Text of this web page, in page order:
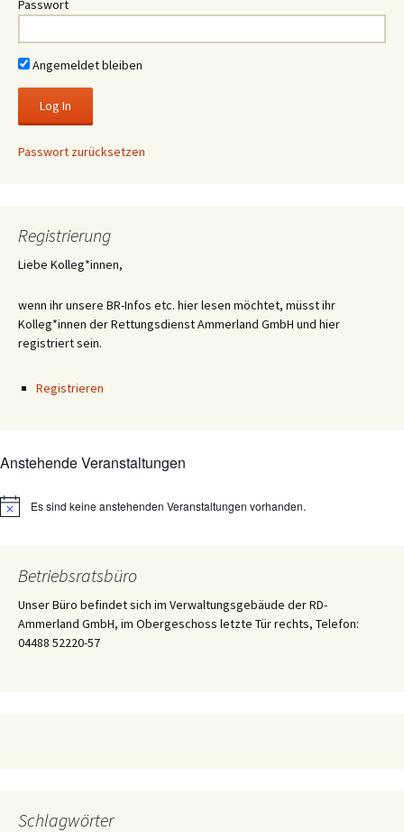
Passwort
Angemeldet bleiben
Passwort zurücksetzen
Registrierung
Liebe Kolleg*innen,
wenn ihr unsere BR-Infos etc. hier lesen möchtet, müsst ihr
Kolleg*innen der Rettungsdienst Ammerland GmbH und hier
registriert sein.
Registrieren
Anstehende Veranstaltungen
HinweisEs sind keine anstehenden Veranstaltungen vorhanden.
Betriebsratsbüro
Unser Büro befindet sich im Verwaltungsgebäude der RD-
Ammerland GmbH, im Obergeschoss letzte Tür rechts, Telefon:
04488 52220-57
Schlagwörter